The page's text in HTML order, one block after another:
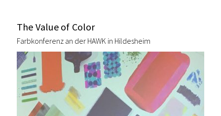
The Value of Color
Farbkonferenz an der HAWK in Hildesheim